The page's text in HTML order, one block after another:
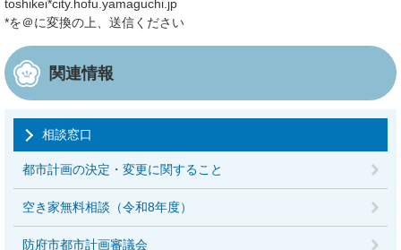
toshikei*city.hofu.yamaguchi.jp
*を＠に変換の上、送信ください
関連情報
相談窓口
都市計画の決定・変更に関すること
空き家無料相談（令和8年度）
防府市都市計画審議会